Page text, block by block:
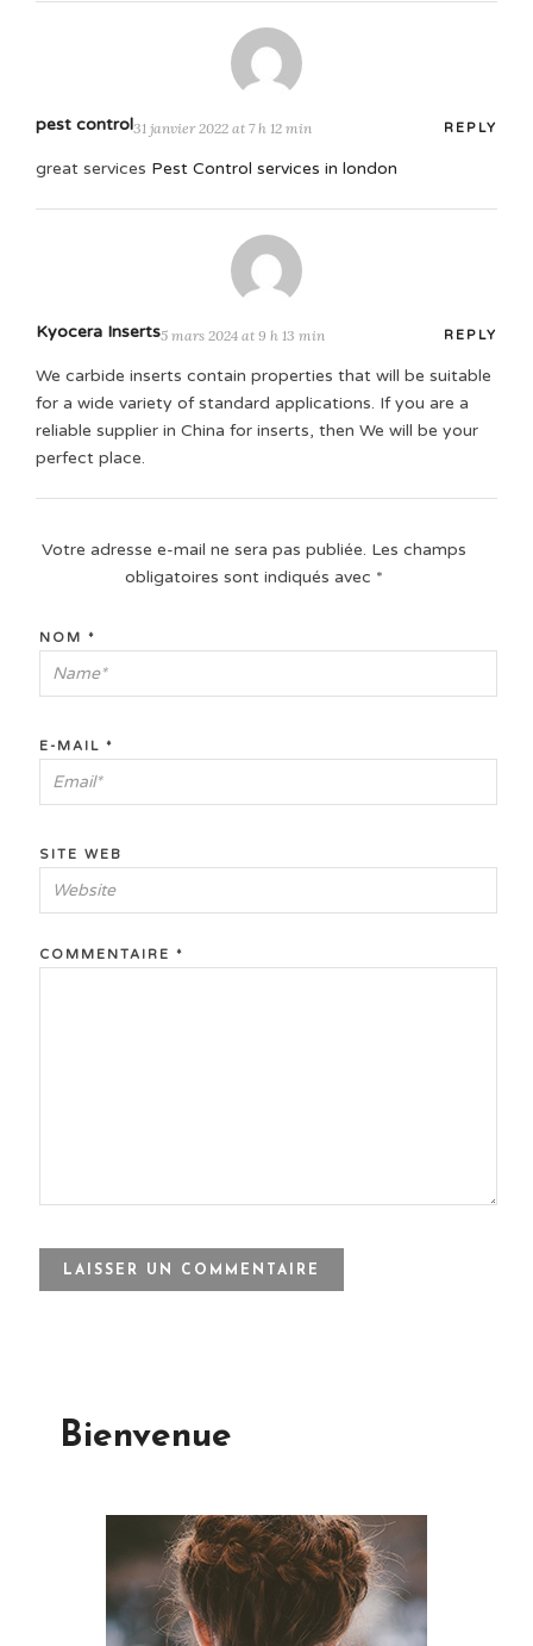
pest control31 janvier 2022 at 7 h 12 min REPLY
great services Pest Control services in london
Kyocera Inserts5 mars 2024 at 9 h 13 min REPLY
We carbide inserts contain properties that will be suitable
for a wide variety of standard applications. If you are a
reliable supplier in China for inserts, then We will be your
perfect place.
Votre adresse e-mail ne sera pas publiée. Les champs
obligatoires sont indiqués avec *
NOM *
E-MAIL *
SITE WEB
COMMENTAIRE *
Bienvenue